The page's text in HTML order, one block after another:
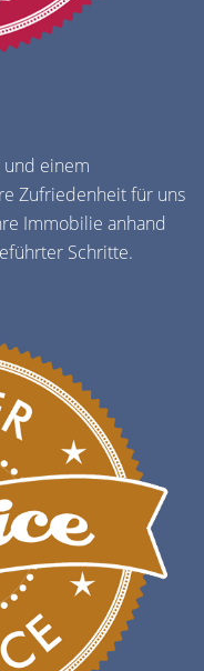
einem
Zufriedenheit für uns
Immobilie anhand
Schritte.